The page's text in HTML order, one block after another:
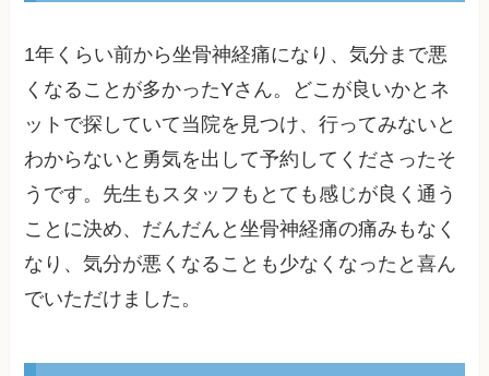
1年くらい前から坐骨神経痛になり、気分まで悪
くなることが多かったYさん。どこが良いかとネ
ットで探していて当院を見つけ、行ってみないと
わからないと勇気を出して予約してくださったそ
うです。先生もスタッフもとても感じが良く通う
ことに決め、だんだんと坐骨神経痛の痛みもなく
なり、気分が悪くなることも少なくなったと喜ん
でいただけました。